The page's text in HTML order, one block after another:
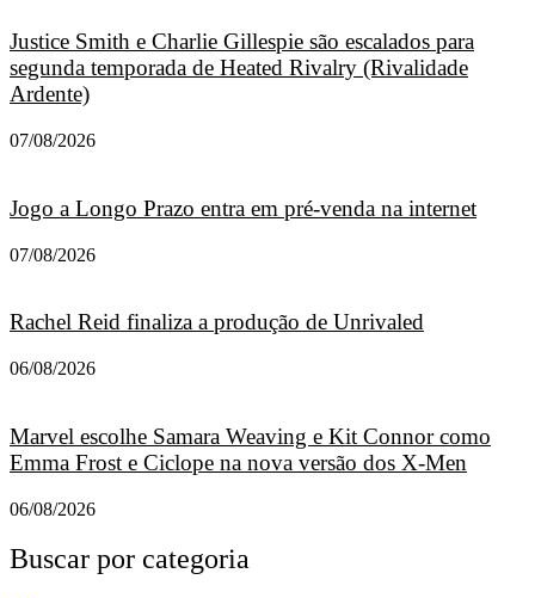
Justice Smith e Charlie Gillespie são escalados para
segunda temporada de Heated Rivalry (Rivalidade
Ardente)
07/08/2026
Jogo a Longo Prazo entra em pré-venda na internet
07/08/2026
Rachel Reid finaliza a produção de Unrivaled
06/08/2026
Marvel escolhe Samara Weaving e Kit Connor como
Emma Frost e Ciclope na nova versão dos X-Men
06/08/2026
Buscar por categoria